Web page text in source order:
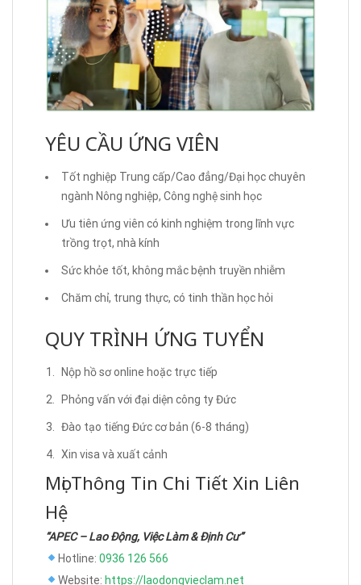
YÊU CẦU ỨNG VIÊN
Tốt nghiệp Trung cấp/Cao đẳng/Đại học chuyên
ngành Nông nghiệp, Công nghệ sinh học
Ưu tiên ứng viên có kinh nghiệm trong lĩnh vực
trồng trọt, nhà kính
Sức khỏe tốt, không mắc bệnh truyền nhiễm
Chăm chỉ, trung thực, có tinh thần học hỏi
QUY TRÌNH ỨNG TUYỂN
Nộp hồ sơ online hoặc trực tiếp
Phỏng vấn với đại diện công ty Đức
Đào tạo tiếng Đức cơ bản (6-8 tháng)
Xin visa và xuất cảnh
Mọi Thông Tin Chi Tiết Xin Liên
Hệ
“APEC – Lao Động, Việc Làm & Định Cư”
Hotline: 0936 126 566
Website: https://laodongvieclam.net